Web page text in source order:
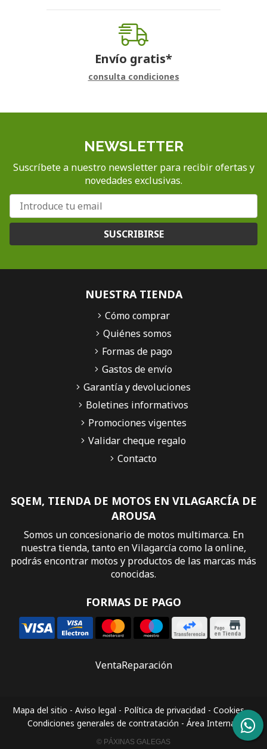
Envío gratis*
consulta condiciones
NEWSLETTER
Suscríbete a nuestro newsletter para recibir ofertas y
novedades exclusivas.
SUSCRIBIRSE
SQEM, TIENDA DE MOTOS EN VILAGARCÍA DE
AROUSA
Somos un concesionario de motos multimarca. En
nuestra tienda, tanto en Vilagarcía como la online,
podrás encontrar motos y productos de las marcas más
conocidas.
FORMAS DE PAGO
NUESTRA TIENDA
Cómo comprar
Quiénes somos
Formas de pago
Gastos de envío
Garantía y devoluciones
Boletines informativos
Promociones vigentes
Validar cheque regalo
Contacto
VentaReparación
Mapa del sitio - Aviso legal - Política de privacidad - Cookies-
Condiciones generales de contratación - Área Interna
© PÁXINAS GALEGAS